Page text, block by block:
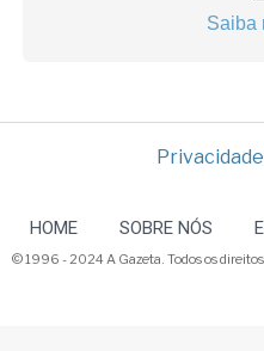
Saiba
HOME SOBRE NÓS
© 1996 - 2024 A Gazeta. Todos os